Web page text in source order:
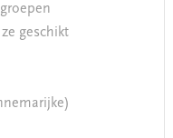
geschikt